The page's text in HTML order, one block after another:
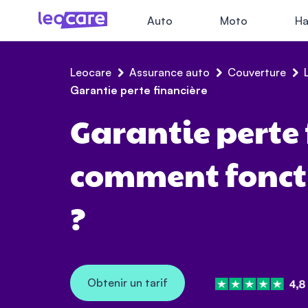
Auto Moto
Leocare Assurance auto Couverture
Garantie perte financière
Garantie perte
comment
?
Obtenir un tarif